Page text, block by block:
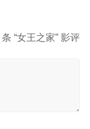
条 “女王之家” 影评